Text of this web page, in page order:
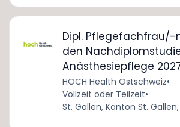
Dipl. Pflegefachfrau/-
den
Anästhesiepflege
HOCH Health Ostschweiz•
Vollzeit oder Teilzeit•
St. Gallen, Kanton St.